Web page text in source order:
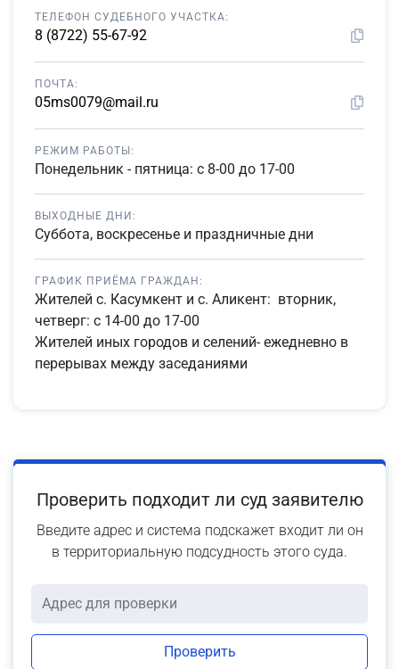
ТЕЛЕФОН СУДЕБНОГО УЧАСТКА:
8 (8722) 55-67-92
ПОЧТА:
05ms0079@mail.ru
РЕЖИМ РАБОТЫ:
Понедельник - пятница: с 8-00 до 17-00
ВЫХОДНЫЕ ДНИ:
Суббота, воскресенье и праздничные дни
ГРАФИК ПРИЁМА ГРАЖДАН:
Жителей с. Касумкент и с. Аликент: вторник,
четверг: с 14-00 до 17-00
Жителей иных городов и селений- ежедневно в
перерывах между заседаниями
Проверить подходит ли суд заявителю
Введите адрес и система подскажет входит ли он
в территориальную подсудность этого суда.
Проверить